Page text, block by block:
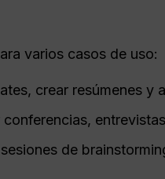
varios casos de uso:
crear resúmenes y
de